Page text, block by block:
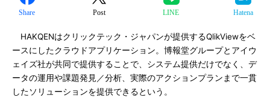
Share Post LINE Hatena
HAKQENはクリックテック・ジャパンが提供するQlikViewをベ
ースにしたクラウドアプリケーション。博報堂グループとアイウ
ェイズ社が共同で提供することで、システム提供だけでなく、デ
ータの運用や課題発見／分析、実際のアクションプランまで一貫
したソリューションを提供できるという。